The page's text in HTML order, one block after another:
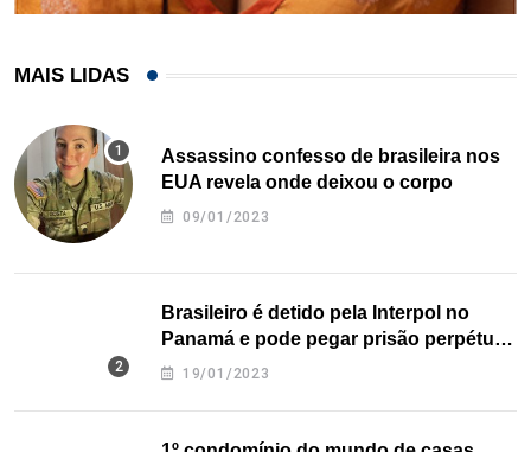
MAIS LIDAS
Assassino confesso de brasileira nos
EUA revela onde deixou o corpo
09/01/2023
Brasileiro é detido pela Interpol no
Panamá e pode pegar prisão perpétua
nos EUA
19/01/2023